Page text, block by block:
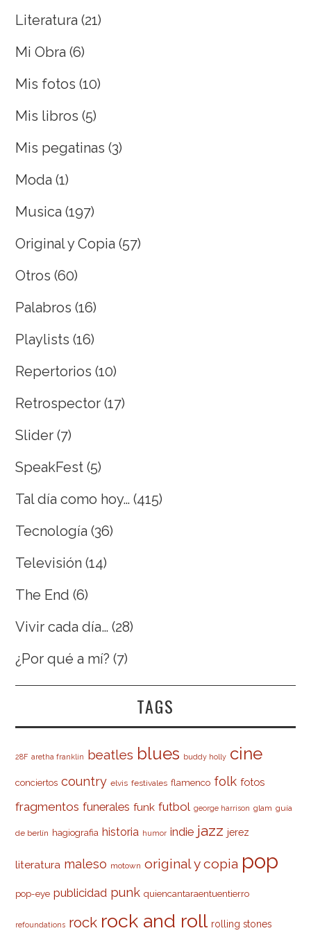
Literatura (21)
Mi Obra (6)
Mis fotos (10)
Mis libros (5)
Mis pegatinas (3)
Moda (1)
Musica (197)
Original y Copia (57)
Otros (60)
Palabros (16)
Playlists (16)
Repertorios (10)
Retrospector (17)
Slider (7)
SpeakFest (5)
Tal día como hoy… (415)
Tecnología (36)
Televisión (14)
The End (6)
Vivir cada día… (28)
¿Por qué a mí? (7)
TAGS
28F aretha franklin beatles blues buddy holly cine
conciertos country elvis festivales flamenco folk fotos
fragmentos funerales funk futbol george harrison glam guía
de berlín hagiografia historia humor indie jazz jerez
literatura maleso motown original y copia pop
pop-eye publicidad punk quiencantaraentuentierro
refoundations rock rock and roll rolling stones